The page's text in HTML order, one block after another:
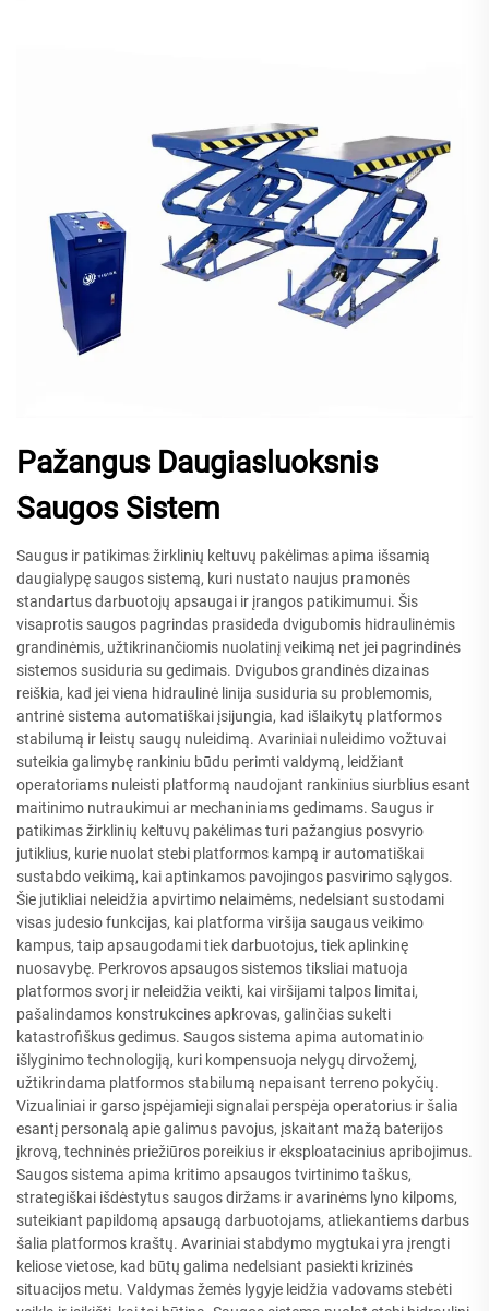
Pažangus Daugiasluoksnis
Saugos Sistem
Saugus ir patikimas žirklinių keltuvų pakėlimas apima išsamią
daugialypę saugos sistemą, kuri nustato naujus pramonės
standartus darbuotojų apsaugai ir įrangos patikimumui. Šis
visaprotis saugos pagrindas prasideda dvigubomis hidraulinėmis
grandinėmis, užtikrinančiomis nuolatinį veikimą net jei pagrindinės
sistemos susiduria su gedimais. Dvigubos grandinės dizainas
reiškia, kad jei viena hidraulinė linija susiduria su problemomis,
antrinė sistema automatiškai įsijungia, kad išlaikytų platformos
stabilumą ir leistų saugų nuleidimą. Avariniai nuleidimo vožtuvai
suteikia galimybę rankiniu būdu perimti valdymą, leidžiant
operatoriams nuleisti platformą naudojant rankinius siurblius esant
maitinimo nutraukimui ar mechaniniams gedimams. Saugus ir
patikimas žirklinių keltuvų pakėlimas turi pažangius posvyrio
jutiklius, kurie nuolat stebi platformos kampą ir automatiškai
sustabdo veikimą, kai aptinkamos pavojingos pasvirimo sąlygos.
Šie jutikliai neleidžia apvirtimo nelaimėms, nedelsiant sustodami
visas judesio funkcijas, kai platforma viršija saugaus veikimo
kampus, taip apsaugodami tiek darbuotojus, tiek aplinkinę
nuosavybę. Perkrovos apsaugos sistemos tiksliai matuoja
platformos svorį ir neleidžia veikti, kai viršijami talpos limitai,
pašalindamos konstrukcines apkrovas, galinčias sukelti
katastrofiškus gedimus. Saugos sistema apima automatinio
išlyginimo technologiją, kuri kompensuoja nelygų dirvožemį,
užtikrindama platformos stabilumą nepaisant terreno pokyčių.
Vizualiniai ir garso įspėjamieji signalai perspėja operatorius ir šalia
esantį personalą apie galimus pavojus, įskaitant mažą baterijos
įkrovą, techninės priežiūros poreikius ir eksploatacinius apribojimus.
Saugos sistema apima kritimo apsaugos tvirtinimo taškus,
strategiškai išdėstytus saugos diržams ir avarinėms lyno kilpoms,
suteikiant papildomą apsaugą darbuotojams, atliekantiems darbus
šalia platformos kraštų. Avariniai stabdymo mygtukai yra įrengti
keliose vietose, kad būtų galima nedelsiant pasiekti krizinės
situacijos metu. Valdymas žemės lygyje leidžia vadovams stebėti